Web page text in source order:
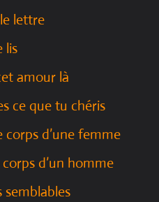
lettre
lis
amour là
ce que tu chéris
corps d’une femme
d’un homme
semblables